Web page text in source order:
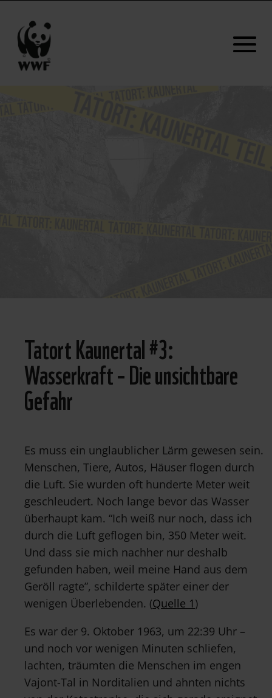
Tatort Kaunertal #3:
Wasserkraft – Die unsichtbare
Gefahr
Es muss ein unglaublicher Lärm gewesen sein.
Menschen, Tiere, Autos, Häuser flogen durch
die Luft. Sie wurden oft hunderte Meter weit
geschleudert. Noch lange bevor das Wasser
überhaupt kam. “Ich weiß nur noch, dass ich
durch die Luft geflogen bin, 350 Meter weit.
Und dass sie mich nachher nur deshalb
gefunden haben, weil meine Hand aus dem
Geröll ragte”, schilderte später einer der
wenigen Überlebenden. (Quelle 1 )
Es war der 9. Oktober 1963, um 22:39 Uhr –
und noch vor wenigen Minuten schliefen,
lachten, träumten die Menschen im engen
Vajont-Tal in Norditalien und ahnten nichts